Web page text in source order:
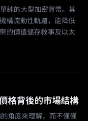
純的大型加密貨幣。其
構流動性軌道，能降低
的價值儲存敘事及以太
格背後的市場結構
角度來理解，而不僅僅